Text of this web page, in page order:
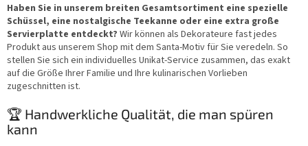
Haben Sie in unserem breiten Gesamtsortiment eine spezielle
Schüssel, eine nostalgische Teekanne oder eine extra große
Servierplatte entdeckt? Wir können als Dekorateure fast jedes
Produkt aus unserem Shop mit dem Santa-Motiv für Sie veredeln. So
stellen Sie sich ein individuelles Unikat-Service zusammen, das exakt
auf die Größe Ihrer Familie und Ihre kulinarischen Vorlieben
zugeschnitten ist.
🏆 Handwerkliche Qualität, die man spüren
kann